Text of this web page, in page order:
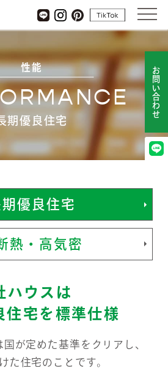
LINE Instagram
pinterest tiktok
性能
期優良住宅
期優良住宅
熱・高気密
ハウスは
住宅を標準仕様
が定めた基準をクリアし、
た住宅のことです。
お問い合わせ